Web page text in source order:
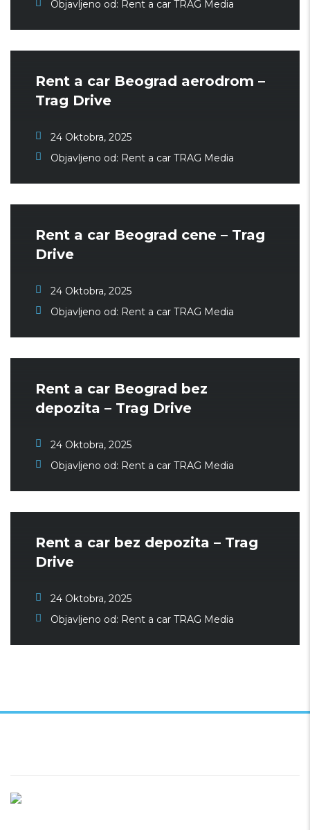
Objavljeno od: Rent a car TRAG Media
Rent a car Beograd aerodrom –
Trag Drive
24 Oktobra, 2025
Objavljeno od: Rent a car TRAG Media
Rent a car Beograd cene – Trag
Drive
24 Oktobra, 2025
Objavljeno od: Rent a car TRAG Media
Rent a car Beograd bez
depozita – Trag Drive
24 Oktobra, 2025
Objavljeno od: Rent a car TRAG Media
Rent a car bez depozita – Trag
Drive
24 Oktobra, 2025
Objavljeno od: Rent a car TRAG Media